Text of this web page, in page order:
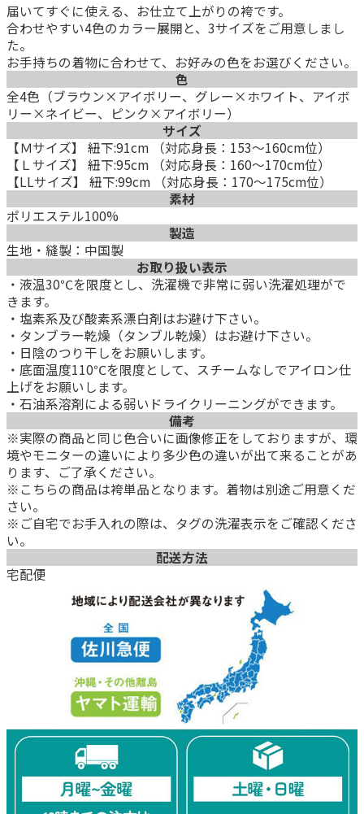
届いてすぐに使える、お仕立て上がりの袴です。
合わせやすい4色のカラー展開と、3サイズをご用意しまし
た。
お手持ちの着物に合わせて、お好みの色をお選びください。
色
全4色（ブラウン×アイボリー、グレー×ホワイト、アイボ
リー×ネイビー、ピンク×アイボリー）
サイズ
【Ｍサイズ】 紐下:91cm （対応身長：153～160cm位）
【Ｌサイズ】 紐下:95cm （対応身長：160～170cm位）
【LLサイズ】 紐下:99cm （対応身長：170～175cm位）
素材
ポリエステル100%
製造
生地・縫製：中国製
お取り扱い表示
・液温30℃を限度とし、洗濯機で非常に弱い洗濯処理がで
きます。
・塩素系及び酸素系漂白剤はお避け下さい。
・タンブラー乾燥（タンブル乾燥）はお避け下さい。
・日陰のつり干しをお願いします。
・底面温度110℃を限度として、スチームなしでアイロン仕
上げをお願いします。
・石油系溶剤による弱いドライクリーニングができます。
備考
※実際の商品と同じ色合いに画像修正をしておりますが、環
境やモニターの違いにより多少色の違いが出て来ることがあ
ります、ご了承ください。
※こちらの商品は袴単品となります。着物は別途ご用意くだ
さい。
※ご自宅でお手入れの際は、タグの洗濯表示をご確認くださ
い。
配送方法
宅配便